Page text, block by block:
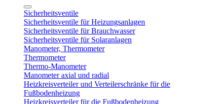
Sicherheitsventile
Sicherheitsventile für Heizungsanlagen
Sicherheitsventile für Brauchwasser
Sicherheitsventile für Solaranlagen
Manometer, Thermometer
Thermometer
Thermo-Manometer
Manometer axial und radial
Heizkreisverteiler und Verteilerschränke für die
Fußbodenheizung
Heizkreisverteiler für die Fußbodenheizung